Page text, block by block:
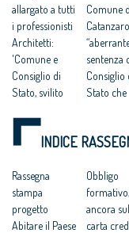
allargato a tutti
i professionisti
Architetti:
'Comune e
Consiglio di
Stato, svilito
pubblico'
Catanzaro:
Consiglio di
Stato hanno
svilito
l’interesse
Comune
sentenza
Consiglio
Stato che
Progettisti
gratis a
Tar
INDICE
Rassegna
stampa
progetto
Abitare il Paese
Obbligo
formativo,
ancora
carta